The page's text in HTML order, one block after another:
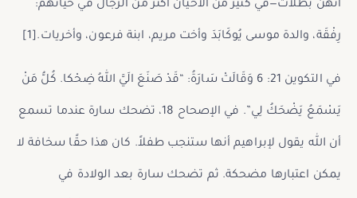
أنهن بطلات—في كثير من الأحيان أكثر من الرجال في حياتهم:
رِفْقَة، والدة موسى يُوكَابَدَ وأخت مريم، ابنة فرعون، وأخريات.[1]
في التكوين 21: 6 وَقَالَتْ سَارَةُ: “قَدْ صَنَعَ الَيَّ اللهُ ضِحْكا. كُلُّ مَنْ
يَسْمَعُ يَضْحَكُ لِي”. في الإصحاح 18، تضحك سارة عندما تسمع
أن الله يقول لإبراهيم أنها ستنجب طفلاً. كان هذا حقًا سخافة لا
يمكن اعتبارها مضحكة. ثم تضحك سارة بعد الولادة في